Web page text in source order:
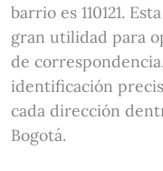
barrio es 110121.
gran utilidad para
de
identificación
cada dirección
Bogotá.